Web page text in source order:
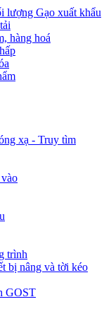
lượng Gạo xuất khẩu
hàng hoá
xạ - Truy tìm
trình
bị nâng và tời kéo
GOST